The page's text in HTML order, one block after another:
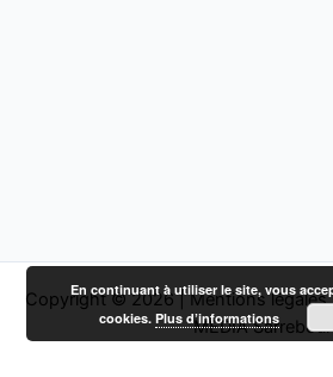
Copyright © 2026 |Mentions légales
MEDIA
En continuant à utiliser le site, vous
cookies.Plus d’informations